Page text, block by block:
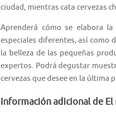
ciudad, mientras cata cervezas
Aprenderá cómo se elabora
especiales diferentes, así como
la belleza de las pequeñas
expertos. Podrá degustar
cervezas que desee en la última
Información adicional de